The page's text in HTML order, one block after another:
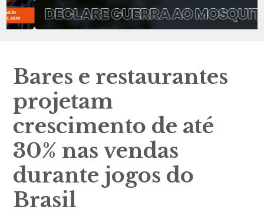
Bares e restaurantes
projetam
crescimento de até
30% nas vendas
durante jogos do
Brasil